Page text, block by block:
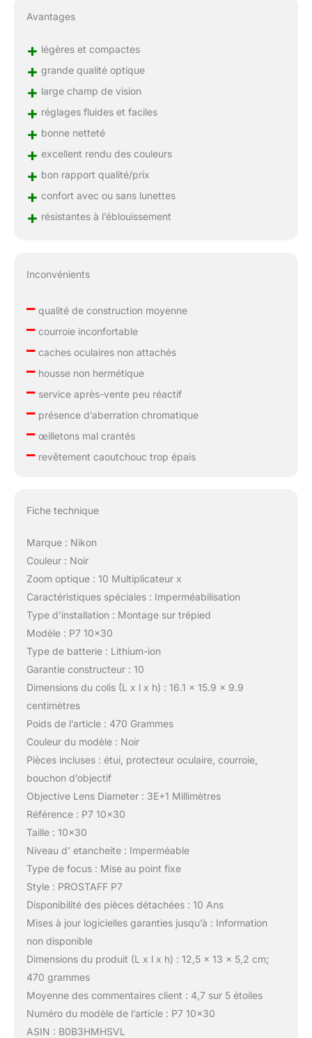
Avantages
+ légères et compactes
+ grande qualité optique
+ large champ de vision
+ réglages fluides et faciles
+ bonne netteté
+ excellent rendu des couleurs
+ bon rapport qualité/prix
+ confort avec ou sans lunettes
+ résistantes à l’éblouissement
Inconvénients
–qualité de construction moyenne
–courroie inconfortable
–caches oculaires non attachés
–housse non hermétique
–service après-vente peu réactif
–présence d’aberration chromatique
–œilletons mal crantés
–revêtement caoutchouc trop épais
Fiche technique
Marque : Nikon
Couleur : Noir
Zoom optique : 10 Multiplicateur x
Caractéristiques spéciales : Imperméabilisation
Type d’installation : Montage sur trépied
Modèle : P7 10×30
Type de batterie : Lithium-ion
Garantie constructeur : 10
Dimensions du colis (L x l x h) : 16.1 x 15.9 x 9.9
centimètres
Poids de l’article : 470 Grammes
Couleur du modèle : Noir
Pièces incluses : étui, protecteur oculaire, courroie,
bouchon d’objectif
Objective Lens Diameter : 3E+1 Millimètres
Référence : P7 10×30
Taille : 10×30
Niveau d’ etancheite : Imperméable
Type de focus : Mise au point fixe
Style : PROSTAFF P7
Disponibilité des pièces détachées : 10 Ans
Mises à jour logicielles garanties jusqu’à : Information
non disponible
Dimensions du produit (L x l x h) : 12,5 x 13 x 5,2 cm;
470 grammes
Moyenne des commentaires client : 4,7 sur 5 étoiles
Numéro du modèle de l’article : P7 10×30
ASIN : B0B3HMHSVL